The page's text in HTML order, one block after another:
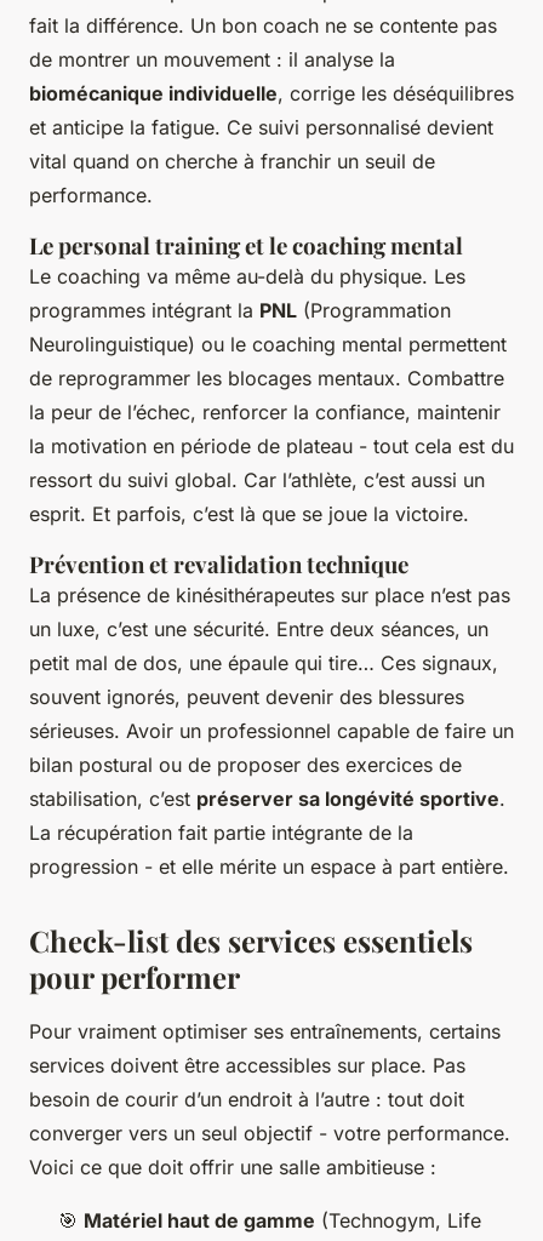
fait la différence. Un bon coach ne se contente pas
de montrer un mouvement : il analyse la
biomécanique individuelle, corrige les déséquilibres
et anticipe la fatigue. Ce suivi personnalisé devient
vital quand on cherche à franchir un seuil de
performance.
Le personal training et le coaching mental
Le coaching va même au-delà du physique. Les
programmes intégrant la PNL (Programmation
Neurolinguistique) ou le coaching mental permettent
de reprogrammer les blocages mentaux. Combattre
la peur de l’échec, renforcer la confiance, maintenir
la motivation en période de plateau - tout cela est du
ressort du suivi global. Car l’athlète, c’est aussi un
esprit. Et parfois, c’est là que se joue la victoire.
Prévention et revalidation technique
La présence de kinésithérapeutes sur place n’est pas
un luxe, c’est une sécurité. Entre deux séances, un
petit mal de dos, une épaule qui tire… Ces signaux,
souvent ignorés, peuvent devenir des blessures
sérieuses. Avoir un professionnel capable de faire un
bilan postural ou de proposer des exercices de
stabilisation, c’est préserver sa longévité sportive.
La récupération fait partie intégrante de la
progression - et elle mérite un espace à part entière.
Check-list des services essentiels
pour performer
Pour vraiment optimiser ses entraînements, certains
services doivent être accessibles sur place. Pas
besoin de courir d’un endroit à l’autre : tout doit
converger vers un seul objectif - votre performance.
Voici ce que doit offrir une salle ambitieuse :
🎯 Matériel haut de gamme (Technogym, Life